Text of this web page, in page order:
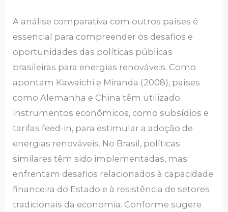
A análise comparativa com outros países é
essencial para compreender os desafios e
oportunidades das políticas públicas
brasileiras para energias renováveis. Como
apontam Kawaichi e Miranda (2008), países
como Alemanha e China têm utilizado
instrumentos econômicos, como subsídios e
tarifas feed-in, para estimular a adoção de
energias renováveis. No Brasil, políticas
similares têm sido implementadas, mas
enfrentam desafios relacionados à capacidade
financeira do Estado e à resistência de setores
tradicionais da economia. Conforme sugere